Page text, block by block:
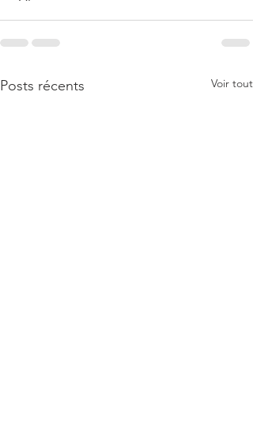
Posts récents Voir tout